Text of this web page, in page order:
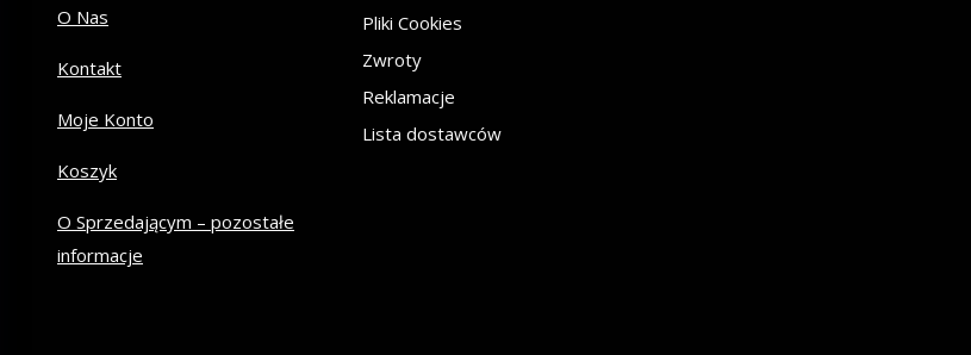
O Nas
Kontakt
Moje Konto
Koszyk
O Sprzedającym – pozostałe
informacje
Pliki Cookies
Zwroty
Reklamacje
Lista dostawców